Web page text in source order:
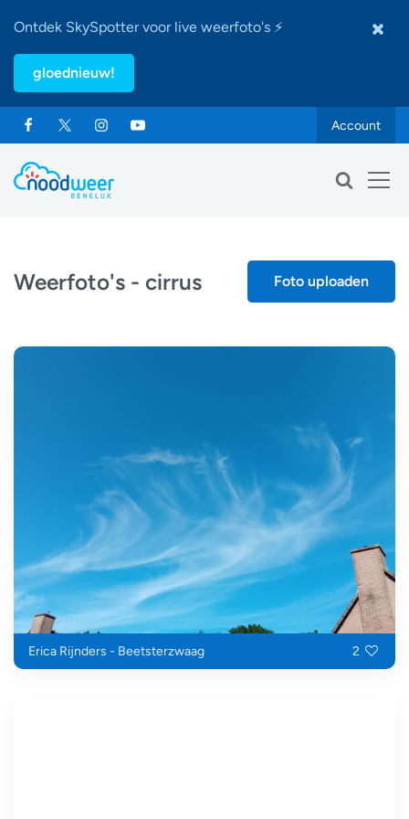
Ontdek SkySpotter voor live weerfoto's ⚡
gloednieuw!
Account
Weerfoto's - cirrus Foto uploaden
Erica Rijnders - Beetsterzwaag 2